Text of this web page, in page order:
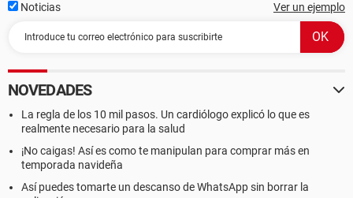
Noticias Ver un ejemplo
NOVEDADES
La regla de los 10 mil pasos. Un cardiólogo explicó lo que es
realmente necesario para la salud
¡No caigas! Así es como te manipulan para comprar más en
temporada navideña
Así puedes tomarte un descanso de WhatsApp sin borrar la